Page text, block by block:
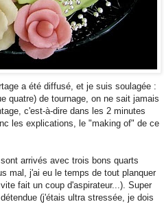
a été diffusé, et je suis soulagée :
quatre) de tournage, on ne sait jamais
c'est-à-dire dans les 2 minutes
les explications, le "making of" de ce
arrivés avec trois bons quarts
mal, j'ai eu le temps de tout planquer
fait un coup d'aspirateur...). Super
(j'étais ultra stressée, je dois